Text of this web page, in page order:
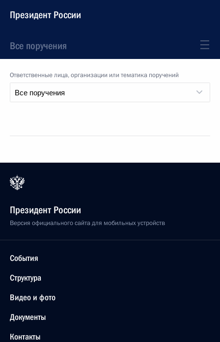
Президент России
Все поручения
Ответственные лица, организации или тематика поручений
Президент России
Версия официального сайта для мобильных устройств
События
Структура
Видео и фото
Документы
Контакты